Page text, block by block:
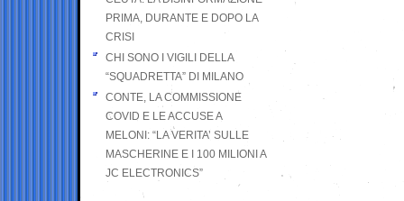
PRIMA, DURANTE E DOPO LA
CRISI
CHI SONO I VIGILI DELLA
“SQUADRETTA” DI MILANO
CONTE, LA COMMISSIONE
COVID E LE ACCUSE A
MELONI: “LA VERITA’ SULLE
MASCHERINE E I 100 MILIONI A
JC ELECTRONICS”